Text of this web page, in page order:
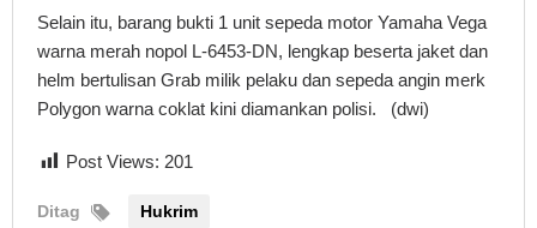
Selain itu, barang bukti 1 unit sepeda motor Yamaha Vega
warna merah nopol L-6453-DN, lengkap beserta jaket dan
helm bertulisan Grab milik pelaku dan sepeda angin merk
Polygon warna coklat kini diamankan polisi. (dwi)
Post Views: 201
Ditag Hukrim